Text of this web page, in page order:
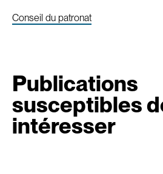
Conseil du patronat
Publications
susceptibles
intéresser